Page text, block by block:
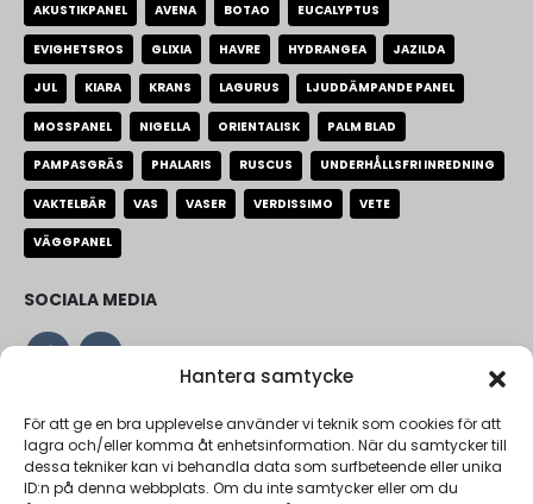
Hantera samtycke
För att ge en bra upplevelse använder vi teknik som cookies för att
lagra och/eller komma åt enhetsinformation. När du samtycker till
dessa tekniker kan vi behandla data som surfbeteende eller unika
ID:n på denna webbplats. Om du inte samtycker eller om du
AKUSTIKPANEL AVENA BOTAO EUCALYPTUS
EVIGHETSROS GLIXIA HAVRE HYDRANGEA JAZILDA
JUL KIARA KRANS LAGURUS LJUDDÄMPANDE PANEL
MOSSPANEL NIGELLA ORIENTALISK PALM BLAD
PAMPASGRÄS PHALARIS RUSCUS UNDERHÅLLSFRI INREDNING
VAKTELBÄR VAS VASER VERDISSIMO VETE
VÄGGPANEL
SOCIALA MEDIA
VARFÖR FLORA GROSSIST
Vi på Flora grossist fokuserar på priser, kvalité och stora
personligheter. Vi är största urvalet i Sverige med endast